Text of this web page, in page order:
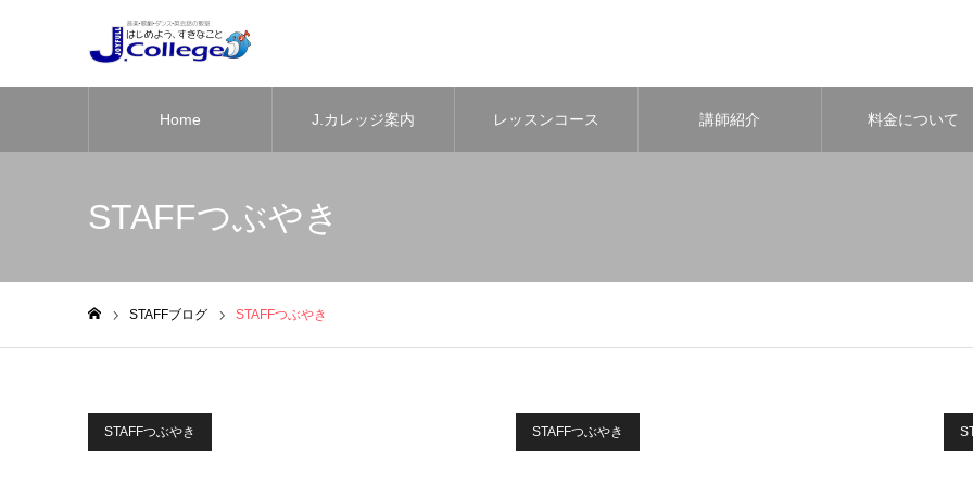
Home J.カレッジ案内 レッスンコース 講師紹介 料金について
STAFFつぶやき
STAFFブログ STAFFつぶやき
STAFFつぶやき STAFFつぶやき